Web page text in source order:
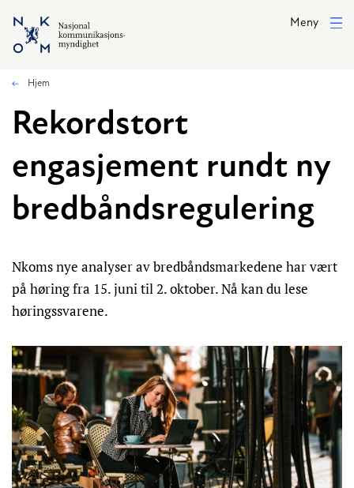
Hopp til hovedinnhold
Meny
Hjem
Rekordstort
engasjement rundt ny
bredbåndsregulering
Nkoms nye analyser av bredbåndsmarkedene har vært
på høring fra 15. juni til 2. oktober. Nå kan du lese
høringssvarene.